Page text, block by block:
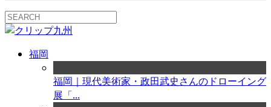
福岡
福岡｜現代美術家・政田武史さんのドローイング
展「...